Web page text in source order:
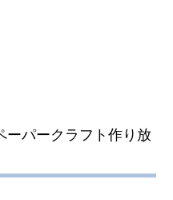
ーパークラフト作り放